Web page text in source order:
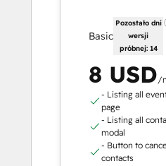
Basic
Pozostało dni
wersji
próbnej: 14
8 USD/
- Listing all
page
- Listing all
modal
- Button to
contacts